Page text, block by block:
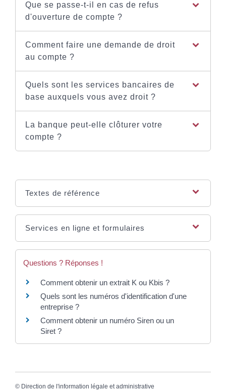
Que se passe-t-il en cas de refus
d'ouverture de compte ?
Comment faire une demande de droit
au compte ?
Quels sont les services bancaires de
base auxquels vous avez droit ?
La banque peut-elle clôturer votre
compte ?
Textes de référence
Services en ligne et formulaires
Questions ? Réponses !
Comment obtenir un extrait K ou Kbis ?
Quels sont les numéros d'identification d'une
entreprise ?
Comment obtenir un numéro Siren ou un
Siret ?
© Direction de l'information légale et administrative